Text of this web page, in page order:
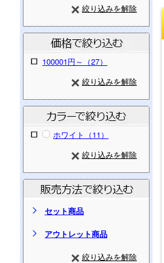
絞り込みを解除
100001円～（27）
絞り込みを解除
ホワイト（11）
絞り込みを解除
セット商品
アウトレット商品
絞り込みを解除